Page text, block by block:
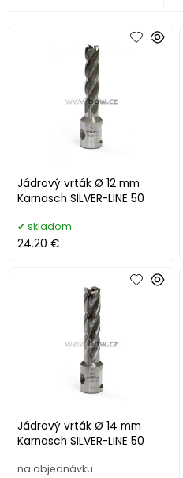
Jádrový vrták Ø 12 mm
Karnasch SILVER-LINE 50
skladom
24.20 €
Jádrový vrták Ø 14 mm
Karnasch SILVER-LINE 50
na objednávku